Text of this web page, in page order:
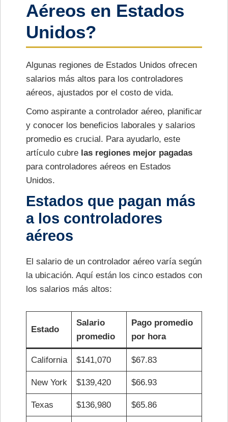
Aéreos en Estados
Unidos?
Algunas regiones de Estados Unidos ofrecen
salarios más altos para los controladores
aéreos, ajustados por el costo de vida.
Como aspirante a controlador aéreo, planificar
y conocer los beneficios laborales y salarios
promedio es crucial. Para ayudarlo, este
artículo cubre las regiones mejor pagadas
para controladores aéreos en Estados
Unidos.
Estados que pagan más
a los controladores
aéreos
El salario de un controlador aéreo varía según
la ubicación. Aquí están los cinco estados con
los salarios más altos:
Estado
Salario
promedio
Pago promedio
por hora
California $141,070 $67.83
New York $139,420 $66.93
Texas $136,980 $65.86